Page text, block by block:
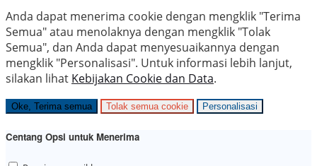
Anda dapat menerima cookie dengan mengklik "Terima
Semua" atau menolaknya dengan mengklik "Tolak
Semua", dan Anda dapat menyesuaikannya dengan
mengklik "Personalisasi". Untuk informasi lebih lanjut,
silakan lihat Kebijakan Cookie dan Data.
Oke, Terima semua Tolak semua cookie Personalisasi
Centang Opsi untuk Menerima